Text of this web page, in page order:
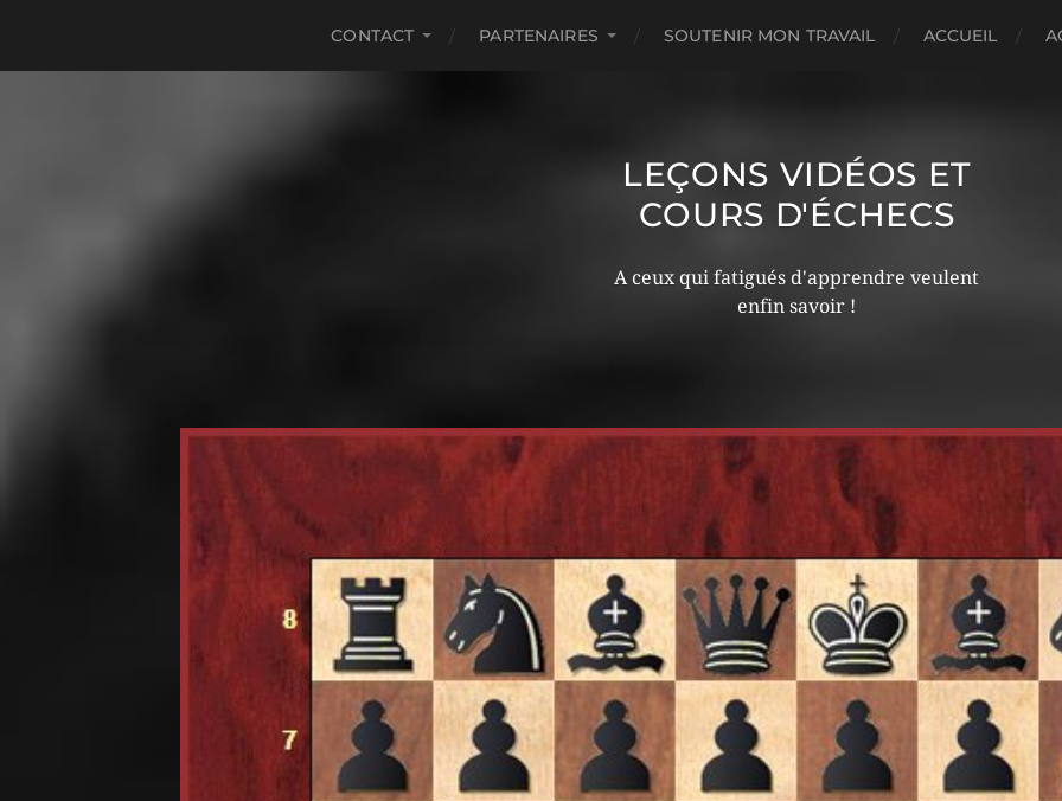
CONTACT PARTENAIRES SOUTENIR MON TRAVAIL ACCUEIL
LEÇONS VIDÉOS ET
COURS D'ÉCHECS
A ceux qui fatigués d'apprendre veulent
enfin savoir !